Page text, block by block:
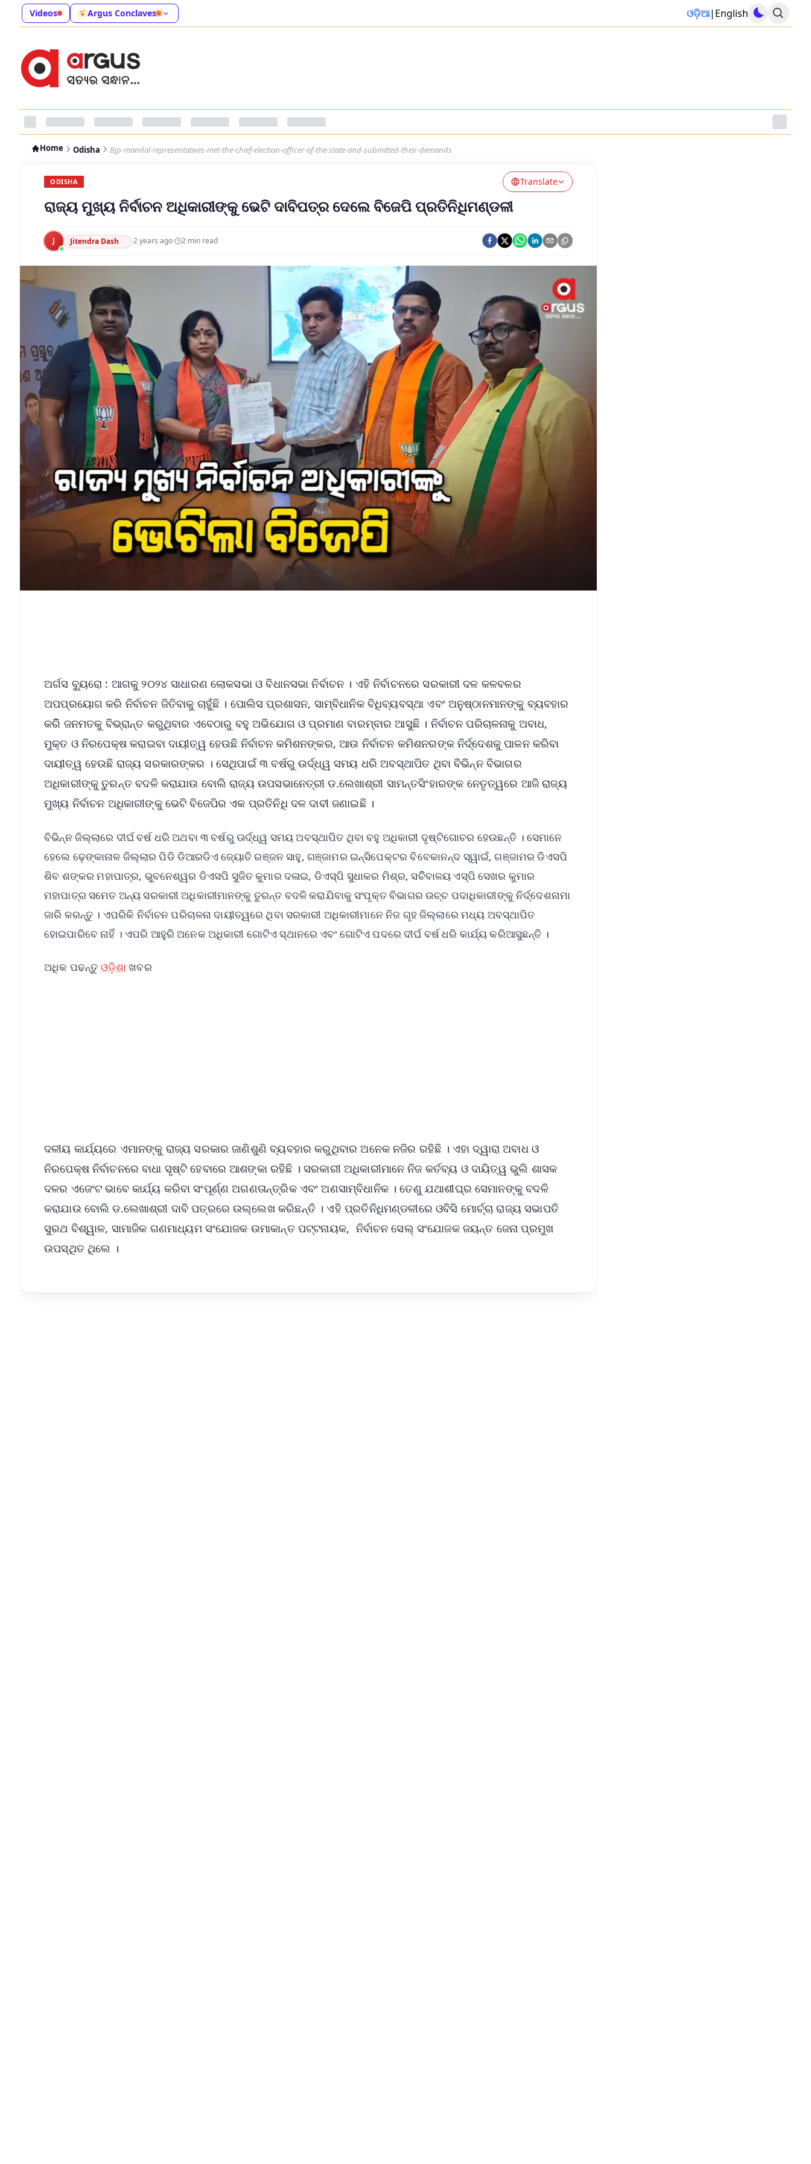
Videos Argus Conclaves ଓଡ଼ିଆ| English
Home Odisha Bjp-mandal-representatives-met-the-chief-election-officer-of-the-state-and-submitted-their-demands
ODISHA Translate
ରାଜ୍ୟ ମୁଖ୍ୟ ନିର୍ବାଚନ ଅଧିକାରୀଙ୍କୁ ଭେଟି ଦାବିପତ୍ର ଦେଲେ ବିଜେପି ପ୍ରତିନିଧିମଣ୍ଡଳୀ
J Jitendra Dash ·2 years ago· 2 min read
ଅର୍ଗସ ବ୍ୟୁରୋ : ଆଗକୁ ୨୦୨୪ ସାଧାରଣ ଲୋକସଭା ଓ ବିଧାନସଭା ନିର୍ବାଚନ । ଏହି ନିର୍ବାଚନରେ ସରକାରୀ ଦଳ କଳବଳର
ଅପପ୍ରୟୋଗ କରି ନିର୍ବାଚନ ଜିତିବାକୁ ଚାହୁଁଛି । ପୋଲିସ ପ୍ରଶାସନ, ସାମ୍ବିଧାନିକ ବିଧିବ୍ୟବସ୍ଥା ଏବଂ ଅନୁଷ୍ଠାନମାନଙ୍କୁ ବ୍ୟବହାର
କରିି ଜନମତକୁ ବିଭ୍ରାନ୍ତ କରୁଥିବାର ଏବେଠାରୁ ବହୁ ଅଭିଯୋଗ ଓ ପ୍ରମାଣ ବାରମ୍ବାର ଆସୁଛି । ନିର୍ବାଚନ ପରିଚାଳନାକୁ ଅବାଧ,
ମୁକ୍ତ ଓ ନିରପେକ୍ଷ କରାଇବା ଦାୟୀତ୍ୱ ହେଉଛି ନିର୍ବାଚନ କମିଶନଙ୍କର, ଆଉ ନିର୍ବାଚନ କମିଶନରଙ୍କ ନିର୍ଦ୍ଦେଶକୁ ପାଳନ କରିବା
ଦାୟୀତ୍ୱ ହେଉଛି ରାଜ୍ୟ ସରକାରଙ୍କର । ସେଥିପାଇଁ ୩ ବର୍ଷରୁ ଉର୍ଦ୍ଧ୍ୱ ସମୟ ଧରି ଅବସ୍ଥାପିତ ଥିବା ବିଭିନ୍ନ ବିଭାଗର
ଅଧିକାରୀଙ୍କୁ ତୁରନ୍ତ ବଦଳି କରାଯାଉ ବୋଲି ରାଜ୍ୟ ଉପସଭାନେତ୍ରୀ ଡ.ଲେଖାଶ୍ରୀ ସାମନ୍ତସିଂହାରଙ୍କ ନେତୃତ୍ୱରେ ଆଜି ରାଜ୍ୟ
ମୁଖ୍ୟ ନିର୍ବାଚନ ଅଧିକାରୀଙ୍କୁ ଭେଟି ବିଜେପିର ଏକ ପ୍ରତିନିଧି ଦଳ ଦାବୀ ଜଣାଇଛି ।
ବିଭିନ୍ନ ଜିଲ୍ଲାରେ ଦୀର୍ଘ ବର୍ଷ ଧରି ଅଥବା ୩ ବର୍ଷରୁ ଊର୍ଦ୍ଧ୍ୱ ସମୟ ଅବସ୍ଥାପିତ ଥିବା ବହୁ ଅଧିକାରୀ ଦୃଷ୍ଟିଗୋଚର ହେଉଛନ୍ତି । ସେମାନେ
ହେଲେ ଢ଼େଙ୍କାନାଳ ଜିଲ୍ଲାର ପିଡି ଡିଆରଡିଏ ଜ୍ୟୋତି ରଞ୍ଜନ ସାହୁ, ଗଞ୍ଜାମର ଇନ୍‌ସିପେକ୍ଟର ବିବେକାନନ୍ଦ ସ୍ୱାଇଁ, ଗଞ୍ଜାମର ଡିଏସପି
ଶିବ ଶଙ୍କର ମହାପାତ୍ର, ଭୁବନେଶ୍ୱର ଡିଏସପି ସୁଜିତ କୁମାର ଦଳାଇ, ଡିଏସ୍‌ପି ସୁଧାକର ମିଶ୍ର, ସଚିିବାଳୟ ଏସ୍‌ପି ସେଖର କୁମାର
ମହାପାତ୍ର ସମେତ ଅନ୍ୟ ସରକାରୀ ଅଧିକାରୀମାନଙ୍କୁ ତୁରନ୍ତ ବଦଳି କରାଯିବାକୁ ସଂପୃକ୍ତ ବିଭାଗର ଉଚ୍ଚ ପଦାଧିକାରୀଙ୍କୁ ନିର୍ଦ୍ଦେଶନାମା
ଜାରି କରନ୍ତୁ । ଏପରିକି ନିର୍ବାଚନ ପରିଚାଳନା ଦାୟୀତ୍ୱରେ ଥିବା ସରକାରୀ ଅଧିକାରୀମାନେ ନିଜ ଗୃହ ଜିଲ୍ଲାରେ ମଧ୍ୟ ଅବସ୍ଥାପିତ
ହୋଇପାରିବେ ନାହିଁ । ଏପରି ଆହୁରି ଅନେକ ଅଧିକାରୀ ଗୋଟିଏ ସ୍ଥାନରେ ଏବଂ ଗୋଟିଏ ପଦରେ ଦୀର୍ଘ ବର୍ଷ ଧରି କାର୍ଯ୍ୟ କରିଆସୁଛନ୍ତି ।
ଅଧିକ ପଢନ୍ତୁ ଓଡ଼ିଶା ଖବର
ଦଳୀୟ କାର୍ଯ୍ୟରେ ଏମାନଙ୍କୁ ରାଜ୍ୟ ସରକାର ଜାଣିଶୁଣି ବ୍ୟବହାର କରୁଥିବାର ଅନେକ ନଜିର ରହିଛି । ଏହା ଦ୍ୱାରା ଅବାଧ ଓ
ନିରପେକ୍ଷ ନିର୍ବାଚନରେ ବାଧା ସୃଷ୍ଟି ହେବାରେ ଆଶଙ୍କା ରହିଛି । ସରକାରୀ ଅଧିକାରୀମାନେ ନିଜ କର୍ତବ୍ୟ ଓ ଦାୟିତ୍ୱ ଭୁଲି ଶାସକ
ଦଳର ଏଜେଂଟ ଭାବେ କାର୍ଯ୍ୟ କରିବା ସଂପୂର୍ଣ୍ଣ ଅଗଣତାନ୍ତ୍ରିକ ଏବଂ ଅଣସାମ୍ବିଧାନିକ । ତେଣୁ ଯଥାଶୀଘ୍ର ସେମାନଙ୍କୁ ବଦଳି
କରାଯାଉ ବୋଲି ଡ.ଲେଖାଶ୍ରୀ ଦାବି ପତ୍ରରେ ଉଲ୍ଲେଖ କରିଛନ୍ତି । ଏହି ପ୍ରତିନିଧିମଣ୍ଡଳୀରେ ଓବିସି ମୋର୍ଚ୍ଚା ରାଜ୍ୟ ସଭାପତି
ସୁରଥ ବିଶ୍ୱାଳ, ସାମାଜିକ ଗଣମାଧ୍ୟମ ସଂଯୋଜକ ଉମାକାନ୍ତ ପଟ୍ଟନାୟକ, ନିର୍ବାଚନ ସେଲ୍ ସଂଯୋଜକ ଜୟନ୍ତ ଜେନା ପ୍ରମୁଖ
ଉପସ୍ଥିତ ଥିଲେ ।